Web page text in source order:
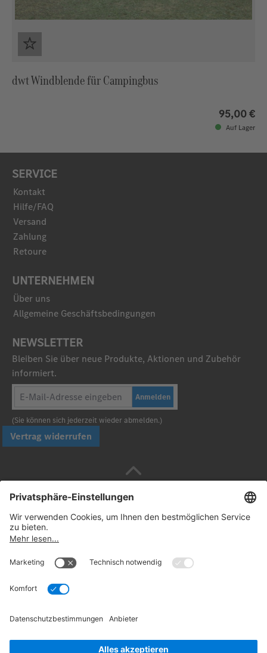
dwt Windblende für Campingbus
95,00 €
Auf Lager
SERVICE
Kontakt
Hilfe/FAQ
Versand
Zahlung
Retoure
UNTERNEHMEN
Über uns
Allgemeine Geschäftsbedingungen
NEWSLETTER
Bleiben Sie über neue Produkte, Aktionen und Zubehör
informiert.
Anmelden
(Sie können sich jederzeit wieder abmelden.)
Vertrag widerrufen
Sicher bezahlen mit
© 2026. Daimler Truck AG. Alle Rechte vorbehalten